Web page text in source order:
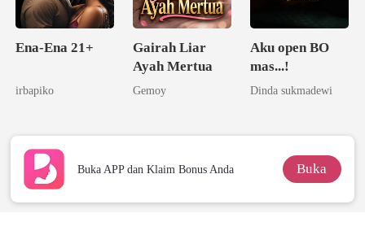
Ena-Ena 21+
irbapiko
Gairah Liar
Ayah Mertua
Gemoy
Aku open BO
mas...!
Dinda sukmadewi
Buka APP dan Klaim Bonus Anda Buka